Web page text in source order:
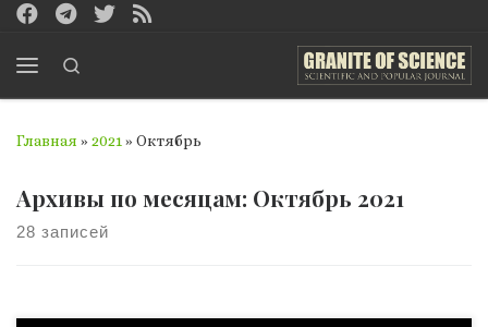
Перейти к содержимому
Главная » 2021 » Октябрь
Архивы по месяцам: Октябрь 2021
28 записей